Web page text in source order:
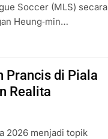
Soccer (MLS) secara
Heung‑min…
Prancis di Piala
Realita
2026 menjadi topik